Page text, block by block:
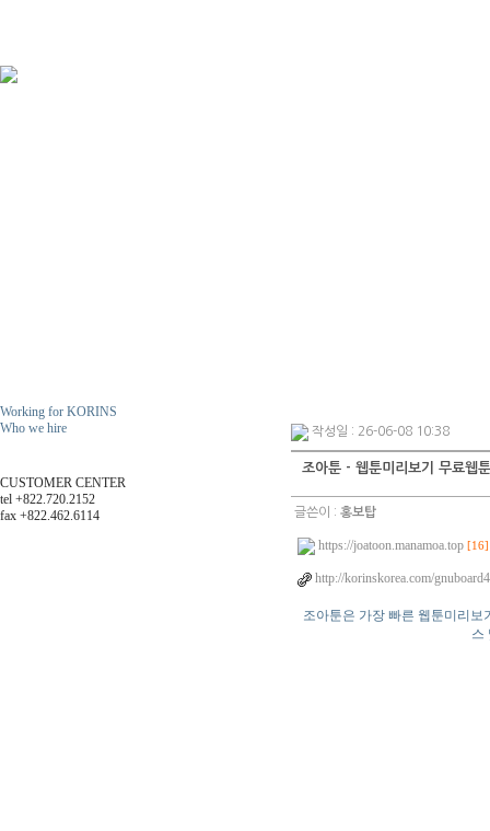
Working for KORINS
Who we hire
CUSTOMER CENTER
tel +822.720.2152
fax +822.462.6114
작성일 : 26-06-08 10:38
조아툰 - 웹툰미리보기 무료웹툰
글쓴이 : 홍보탑
https://joatoon.manamoa.top [16]
http://korinskorea.com/
조아툰은 가장 빠른 웹툰미리
스